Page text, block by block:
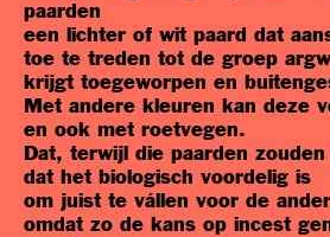
paarden
een lichter of wit paard dat
toe te treden tot de groep
krijgt toegeworpen en
Met andere kleuren kan deze
en ook met roetvegen.
Dat, terwijl die paarden
dat het biologisch voordelig is
om juist te vállen voor de ander
omdat zo de kans op incest